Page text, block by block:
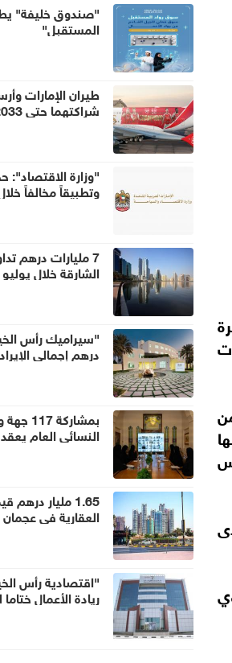
من
أساس
سنوي
"صندوق خليفة"
المستقبل"
طيران الإمارات
شراكتهما حتى 2033
وتطبيقاً مخالفاً خلال
7 مليارات درهم
الشارقة خلال يوليو
درهم إجمالي
النسائي العام
1.65 مليار
العقارية في عجمان
"اقتصادية رأس
ريادة الأعمال